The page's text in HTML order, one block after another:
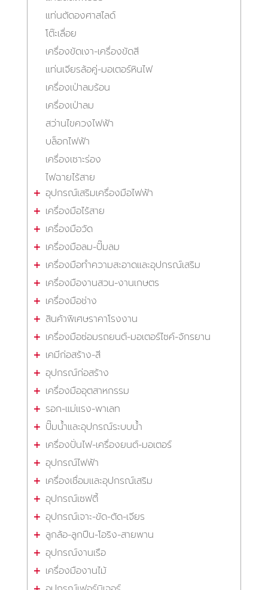
แท่นตัดองศาสไลด์
โต๊ะเลื่อย
เครื่องขัดเงา-เครื่องขัดสี
แท่นเจียรล้อคู่-มอเตอร์หินไฟ
เครื่องเป่าลมร้อน
เครื่องเป่าลม
สว่านไขควงไฟฟ้า
บล็อกไฟฟ้า
เครื่องเซาะร่อง
ไฟฉายไร้สาย
อุปกรณ์เสริมเครื่องมือไฟฟ้า
เครื่องมือไร้สาย
เครื่องมือวัด
เครื่องมือลม-ปั๊มลม
เครื่องมือทำความสะอาดและอุปกรณ์เสริม
เครื่องมืองานสวน-งานเกษตร
เครื่องมือช่าง
สินค้าพิเศษราคาโรงงาน
เครื่องมือซ่อมรถยนต์-มอเตอร์ไซค์-จักรยาน
เคมีก่อสร้าง-สี
อุปกรณ์ก่อสร้าง
เครื่องมืออุตสาหกรรม
รอก-แม่แรง-พาเลท
ปั๊มน้ำและอุปกรณ์ระบบน้ำ
เครื่องปั่นไฟ-เครื่องยนต์-มอเตอร์
อุปกรณ์ไฟฟ้า
เครื่องเชื่อมและอุปกรณ์เสริม
อุปกรณ์เซฟตี้
อุปกรณ์เจาะ-ขัด-ตัด-เจียร
ลูกล้อ-ลูกปืน-โอริง-สายพาน
อุปกรณ์งานเรือ
เครื่องมืองานไม้